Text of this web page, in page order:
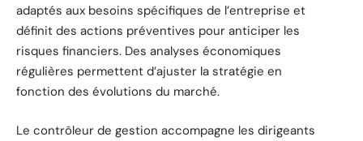
adaptés aux besoins spécifiques de l’entreprise et
définit des actions préventives pour anticiper les
risques financiers. Des analyses économiques
régulières permettent d’ajuster la stratégie en
fonction des évolutions du marché.
Le contrôleur de gestion accompagne les dirigeants